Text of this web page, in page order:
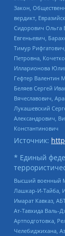
Закон,
вердикт,
Сидорович Ольга
Евгеньевич,
Тимур
Петровна,
Илларионова
Гефтер Валентин
Беляев Сергей
Вячеславович,
Лукашевский
Александрович,
Константинович
Источник:
* Единый
Высший военный
Лашкар-И-Тайба,
Имарат Кавказ,
Ат-Тавхида Валь-
Артподготовка,
Челебиджихана,